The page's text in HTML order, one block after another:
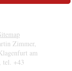
Zimmer,
am
tel. +43